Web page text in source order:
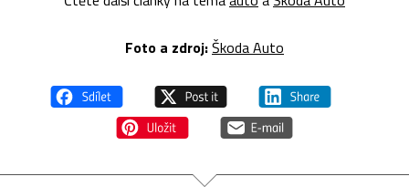
Foto a zdroj:Škoda Auto